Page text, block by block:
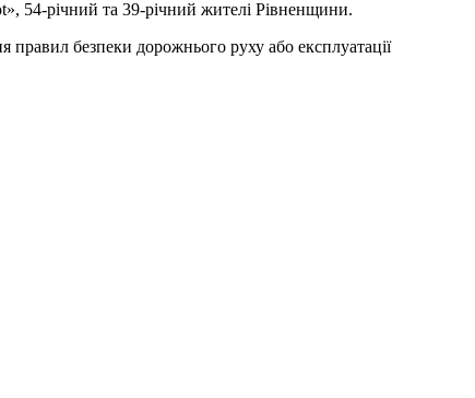
54-річний та 39-річний жителі Рівненщини.
безпеки дорожнього руху або експлуатації